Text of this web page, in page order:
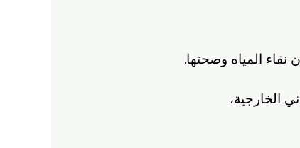
نقاء المياه وصحتها.
الخارجية،